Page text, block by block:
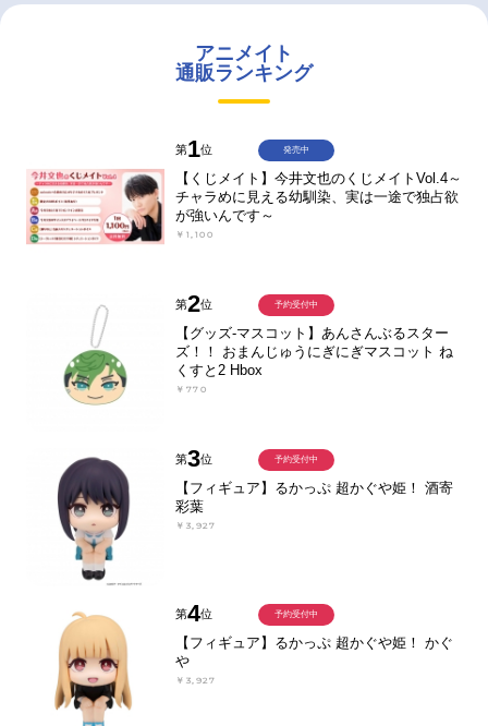
アニメイト
通販ランキング
第1位
【くじメイト】今井文也のくじメイトVol.4～
チャラめに見える幼馴染、実は一途で独占欲
が強いんです～
￥1,100
発売中
第2位
【グッズ-マスコット】あんさんぶるスター
ズ！！ おまんじゅうにぎにぎマスコット ね
くすと2 Hbox
￥770
予約受付中
第3位
【フィギュア】るかっぷ 超かぐや姫！ 酒寄
彩葉
￥3,927
予約受付中
第4位
【フィギュア】るかっぷ 超かぐや姫！ かぐ
や
￥3,927
予約受付中